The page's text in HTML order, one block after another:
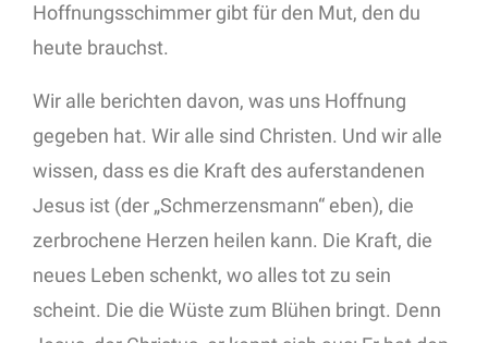
Hoffnungsschimmer gibt für den Mut, den du
heute brauchst.
Wir alle berichten davon, was uns Hoffnung
gegeben hat. Wir alle sind Christen. Und wir alle
wissen, dass es die Kraft des auferstandenen
Jesus ist (der „Schmerzensmann“ eben), die
zerbrochene Herzen heilen kann. Die Kraft, die
neues Leben schenkt, wo alles tot zu sein
scheint. Die die Wüste zum Blühen bringt. Denn